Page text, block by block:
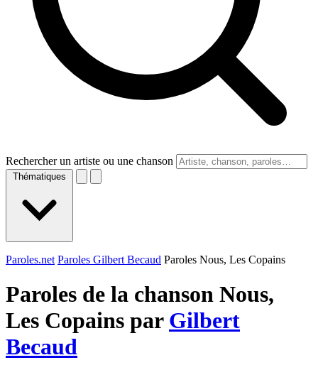
Rechercher un artiste ou une chanson
Thématiques
Paroles.net Paroles Gilbert Becaud Paroles Nous, Les Copains
Paroles de la chanson Nous,
Les Copains par Gilbert
Becaud